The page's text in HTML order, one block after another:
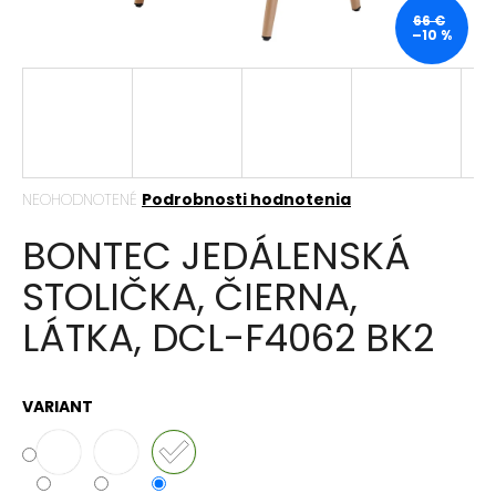
Priemerné
produktu
je
0,0
z
5
hviezdičiek.
NEOHODNOTENÉ Podrobnosti hodnotenia
BONTEC JEDÁLENSKÁ
STOLIČKA, ČIERNA,
LÁTKA, DCL-F4062 BK2
VARIANT
66 €
–10 %
HĽADAŤ
O
p
r